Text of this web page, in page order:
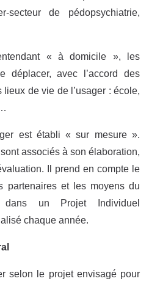
secteur de pédopsychiatrie,
« à domicile », les
déplacer, avec l’accord des
de vie de l’usager : école,
est établi « sur mesure ».
associés à son élaboration,
Il prend en compte le
partenaires et les moyens du
un Projet Individuel
chaque année.
selon le projet envisagé pour